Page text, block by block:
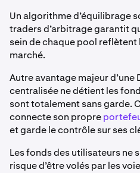
Un algorithme d’équilibrage
traders d’arbitrage garantit
sein de chaque pool reflètent
marché.
Autre avantage majeur d’une
centralisée ne détient les
sont totalement sans garde.
connecte son propre
et garde le contrôle sur ses
Les fonds des utilisateurs ne
risque d’être volés par les